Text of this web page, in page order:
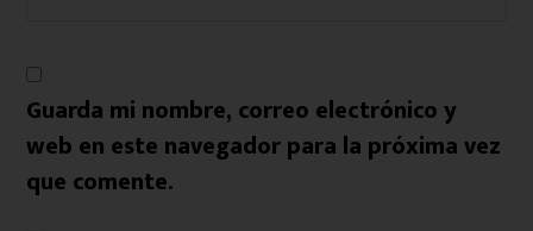
Guarda mi nombre, correo electrónico y
web en este navegador para la próxima vez
que comente.